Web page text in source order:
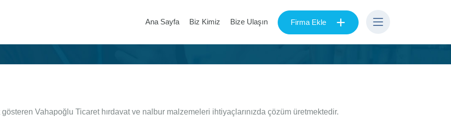
Ana Sayfa Biz Kimiz Bize Ulaşın Firma Ekle +
Vahapoğlu Ticaret hırdavat ve nalbur malzemeleri ihtiyaçlarınızda çözüm üretmektedir.